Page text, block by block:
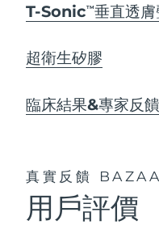
T-SonicTM 垂直透
超衛生矽膠
臨床結果&專家反饋
真實反饋
用戶評價